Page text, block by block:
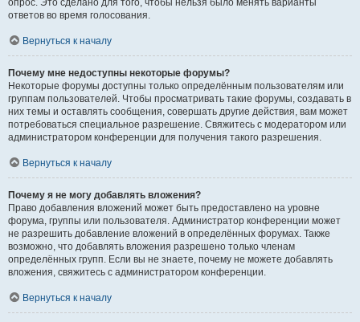
опрос. Это сделано для того, чтобы нельзя было менять варианты
ответов во время голосования.
Вернуться к началу
Почему мне недоступны некоторые форумы?
Некоторые форумы доступны только определённым пользователям или
группам пользователей. Чтобы просматривать такие форумы, создавать в
них темы и оставлять сообщения, совершать другие действия, вам может
потребоваться специальное разрешение. Свяжитесь с модератором или
администратором конференции для получения такого разрешения.
Вернуться к началу
Почему я не могу добавлять вложения?
Право добавления вложений может быть предоставлено на уровне
форума, группы или пользователя. Администратор конференции может
не разрешить добавление вложений в определённых форумах. Также
возможно, что добавлять вложения разрешено только членам
определённых групп. Если вы не знаете, почему не можете добавлять
вложения, свяжитесь с администратором конференции.
Вернуться к началу